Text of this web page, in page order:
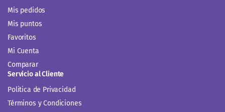
Mis pedidos
Mis puntos
Favoritos
Mi Cuenta
Comparar
Servicio al Cliente
Politica de Privacidad
Términos y Condiciones